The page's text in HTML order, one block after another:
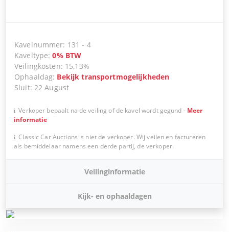
Kavelnummer: 131 - 4
Kaveltype:0% BTW
Veilingkosten: 15,13%
Ophaaldag: Bekijk transportmogelijkheden
Sluit: 22 August
Verkoper bepaalt na de veiling of de kavel wordt gegund - Meer
informatie
Classic Car Auctions is niet de verkoper. Wij veilen en factureren
als bemiddelaar namens een derde partij, de verkoper.
Veilinginformatie
Kijk- en ophaaldagen